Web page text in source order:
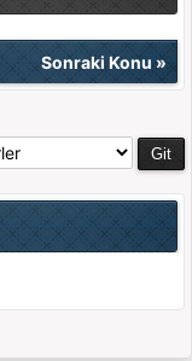
Sonraki Konu»